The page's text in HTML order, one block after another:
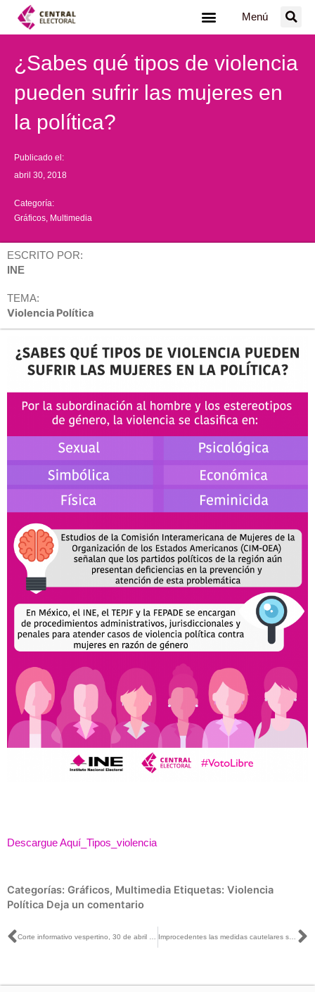
Menú
¿Sabes qué tipos de violencia
pueden sufrir las mujeres en
la política?
Publicado el:
abril 30, 2018
Categoría:
Gráficos Multimedia
ESCRITO POR:
INE
TEMA:
Violencia Política
Descargue Aquí_Tipos_violencia
Categorías: Gráficos, Multimedia Etiquetas: Violencia
Política Deja un comentario
Ant Corte informativo vespertino, 30 de abril de 2018 Improcedentes las medidas cautelares solicitadas en contra del promocional denominado “¿Y si los niños fueran candidatos?”